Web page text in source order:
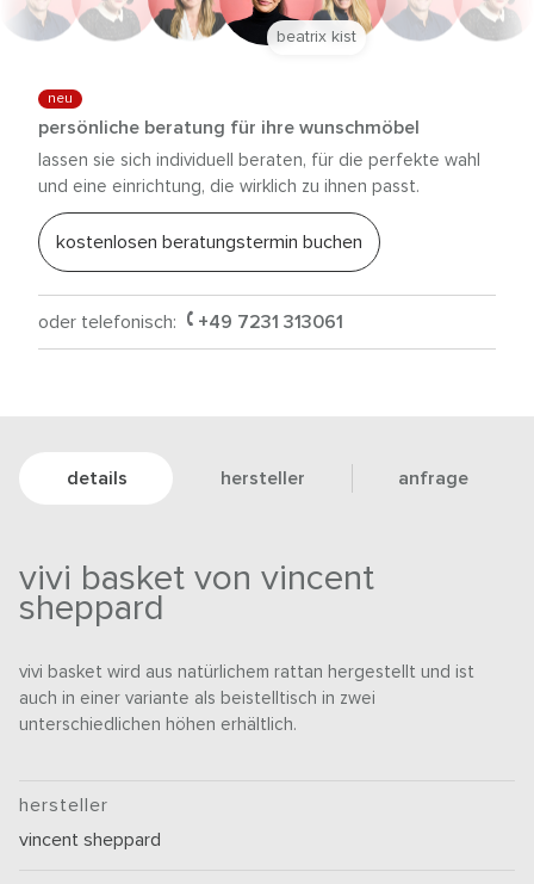
neu
persönliche beratung für ihre wunschmöbel
lassen sie sich individuell beraten, für die perfekte wahl
und eine einrichtung, die wirklich zu ihnen passt.
kostenlosen beratungstermin buchen
oder telefonisch: +49 7231 313061
beatrix kist
details hersteller anfrage
vivi basket von vincent
sheppard
vivi basket wird aus natürlichem rattan hergestellt und ist
auch in einer variante als beistelltisch in zwei
unterschiedlichen höhen erhältlich.
hersteller
vincent sheppard